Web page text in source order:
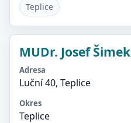
Teplice
MUDr. Josef Šimek
Adresa
Luční 40, Teplice
Okres
Teplice